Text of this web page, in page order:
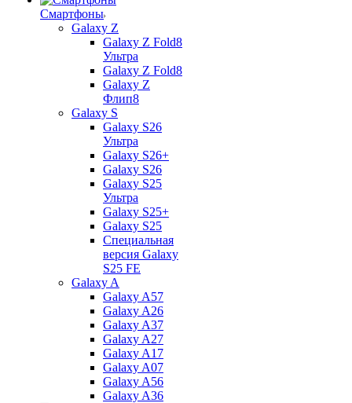
Смартфоны
Galaxy Z
Galaxy Z Fold8
Ультра
Galaxy Z Fold8
Galaxy Z
Флип8
Galaxy S
Galaxy S26
Ультра
Galaxy S26+
Galaxy S26
Galaxy S25
Ультра
Galaxy S25+
Galaxy S25
Специальная
версия Galaxy
S25 FE
Galaxy A
Galaxy A57
Galaxy A26
Galaxy A37
Galaxy A27
Galaxy A17
Galaxy A07
Galaxy A56
Galaxy A36